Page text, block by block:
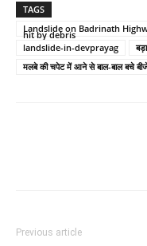
TAGS
Landslide on Badrinath
hit by debris
landslide-in-devprayag
मलबे की चपेट में आने से बाल-बाल बचे
Previous article